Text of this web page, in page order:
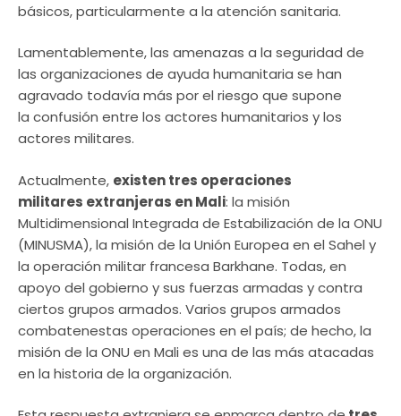
básicos, particularmente a la atención sanitaria.
Lamentablemente, las amenazas a la seguridad de
las organizaciones de ayuda humanitaria se han
agravado todavía más por el riesgo que supone
la confusión entre los actores humanitarios y los
actores militares.
Actualmente, existen tres operaciones
militares extranjeras en Mali: la misión
Multidimensional Integrada de Estabilización de la ONU
(MINUSMA), la misión de la Unión Europea en el Sahel y
la operación militar francesa Barkhane. Todas, en
apoyo del gobierno y sus fuerzas armadas y contra
ciertos grupos armados. Varios grupos armados
combatenestas operaciones en el país; de hecho, la
misión de la ONU en Mali es una de las más atacadas
en la historia de la organización.